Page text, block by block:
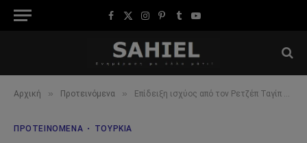
Facebook
X
Instagram
Pinterest
TumblrYouTube
Αρχική » Προτεινόμενα » Επίδειξη ισχύος από τον Ρετζέπ Ταγίπ Ερντογάν – Βγάζει το αεροπλανοφόρο «Anadolu» στο Καστελόριζο
ΠΡΟΤΕΙΝΌΜΕΝΑ ΤΟΥΡΚΊΑ